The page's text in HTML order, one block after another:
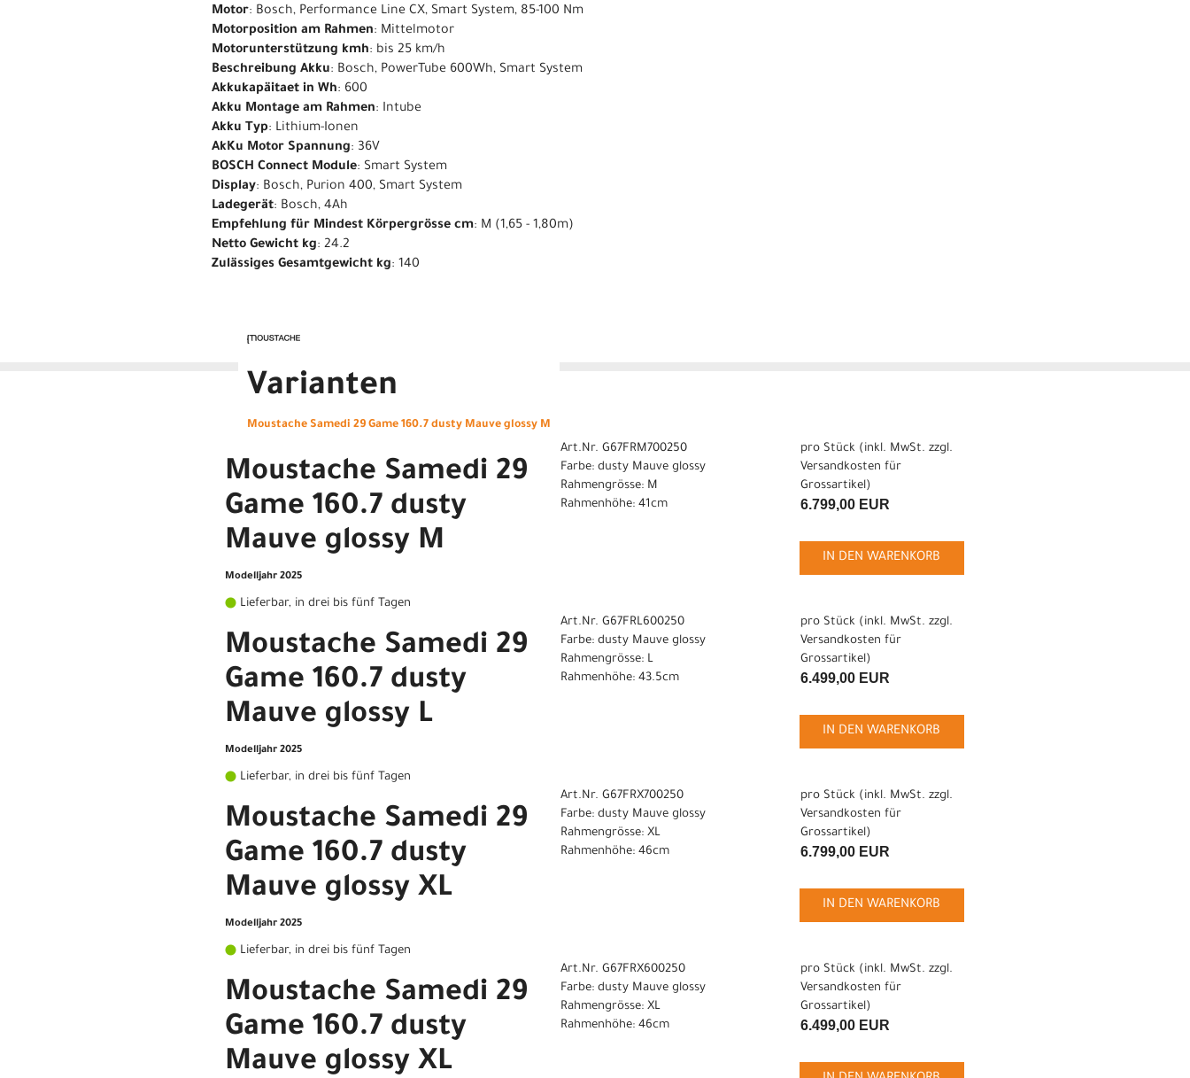
Motor: Bosch, Performance Line CX, Smart System, 85-100 Nm
Motorposition am Rahmen: Mittelmotor
Motorunterstützung kmh: bis 25 km/h
Beschreibung Akku: Bosch, PowerTube 600Wh, Smart System
Akkukapäitaet in Wh: 600
Akku Montage am Rahmen: Intube
Akku Typ: Lithium-Ionen
AkKu Motor Spannung: 36V
BOSCH Connect Module: Smart System
Display: Bosch, Purion 400, Smart System
Ladegerät: Bosch, 4Ah
Empfehlung für Mindest Körpergrösse cm: M (1,65 - 1,80m)
Netto Gewicht kg: 24.2
Zulässiges Gesamtgewicht kg: 140
Varianten
Moustache Samedi 29 Game 160.7 dusty Mauve glossy M
Moustache Samedi 29
Game 160.7 dusty
Mauve glossy M
Modelljahr 2025
Lieferbar, in drei bis fünf Tagen
Art.Nr. G67FRM700250
Farbe: dusty Mauve glossy
Rahmengrösse: M
Rahmenhöhe: 41cm
pro Stück (inkl. MwSt. zzgl.
Versandkosten für
Grossartikel)
6.799,00 EUR
IN DEN WARENKORB
Moustache Samedi 29
Game 160.7 dusty
Mauve glossy L
Modelljahr 2025
Lieferbar, in drei bis fünf Tagen
Art.Nr. G67FRL600250
Farbe: dusty Mauve glossy
Rahmengrösse: L
Rahmenhöhe: 43.5cm
pro Stück (inkl. MwSt. zzgl.
Versandkosten für
Grossartikel)
6.499,00 EUR
IN DEN WARENKORB
Moustache Samedi 29
Game 160.7 dusty
Mauve glossy XL
Modelljahr 2025
Lieferbar, in drei bis fünf Tagen
Art.Nr. G67FRX700250
Farbe: dusty Mauve glossy
Rahmengrösse: XL
Rahmenhöhe: 46cm
pro Stück (inkl. MwSt. zzgl.
Versandkosten für
Grossartikel)
6.799,00 EUR
IN DEN WARENKORB
Moustache Samedi 29
Game 160.7 dusty
Mauve glossy XL
Art.Nr. G67FRX600250
Farbe: dusty Mauve glossy
Rahmengrösse: XL
Rahmenhöhe: 46cm
pro Stück (inkl. MwSt. zzgl.
Versandkosten für
Grossartikel)
6.499,00 EUR